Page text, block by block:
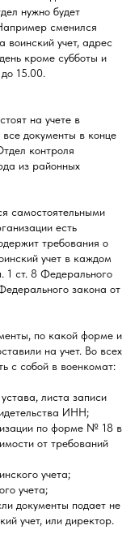
нужно будет
сменился
воинский учет, адрес
кроме субботы и
15.00.
на учете в
документы в конце
контроля
из районных
самостоятельными
есть
требования о
учет в каждом
1 ст. 8 Федерального
закона от
по какой форме и
на учет. Во всех
с собой в военкомат:
листа записи
ИНН;
по форме № 18 в
от требований
учета;
учета;
документы подает не
учет, или директор.